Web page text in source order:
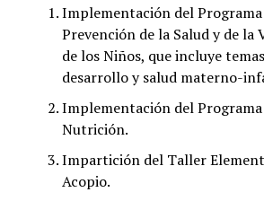
Implementación del
Prevención de la Salud y de la
de los Niños, que incluye
desarrollo y salud materno-
Implementación del Programa
Nutrición.
Impartición del Taller
Acopio.